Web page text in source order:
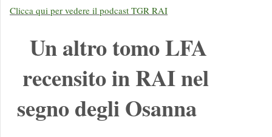
Clicca qui per vedere il podcast TGR RAI
Un altro tomo LFA
recensito in RAI nel
segno degli Osanna